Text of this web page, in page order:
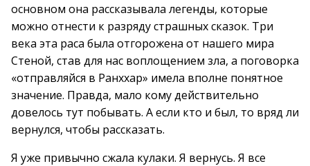
основном она рассказывала легенды, которые
можно отнести к разряду страшных сказок. Три
века эта раса была отгорожена от нашего мира
Стеной, став для нас воплощением зла, а поговорка
«отправляйся в Ранххар» имела вполне понятное
значение. Правда, мало кому действительно
довелось тут побывать. А если кто и был, то вряд ли
вернулся, чтобы рассказать.
Я уже привычно сжала кулаки. Я вернусь. Я все